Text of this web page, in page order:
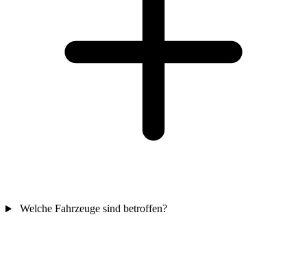
Welche Fahrzeuge sind betroffen?